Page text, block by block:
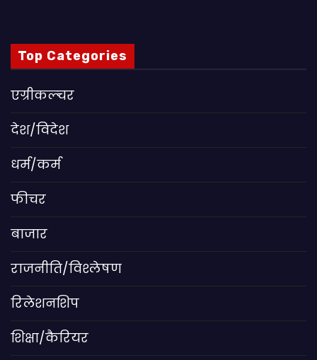
Top Categories
एग्रीकल्चर
देश/विदेश
धर्म/कर्म
फीचर
बाजार
राजनीति/विश्लेषण
रिलेशनशिप
शिक्षा/कैरियर